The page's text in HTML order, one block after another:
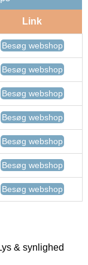
Link
Besøg webshop
Besøg webshop
Besøg webshop
Besøg webshop
Besøg webshop
Besøg webshop
Besøg webshop
& synlighed